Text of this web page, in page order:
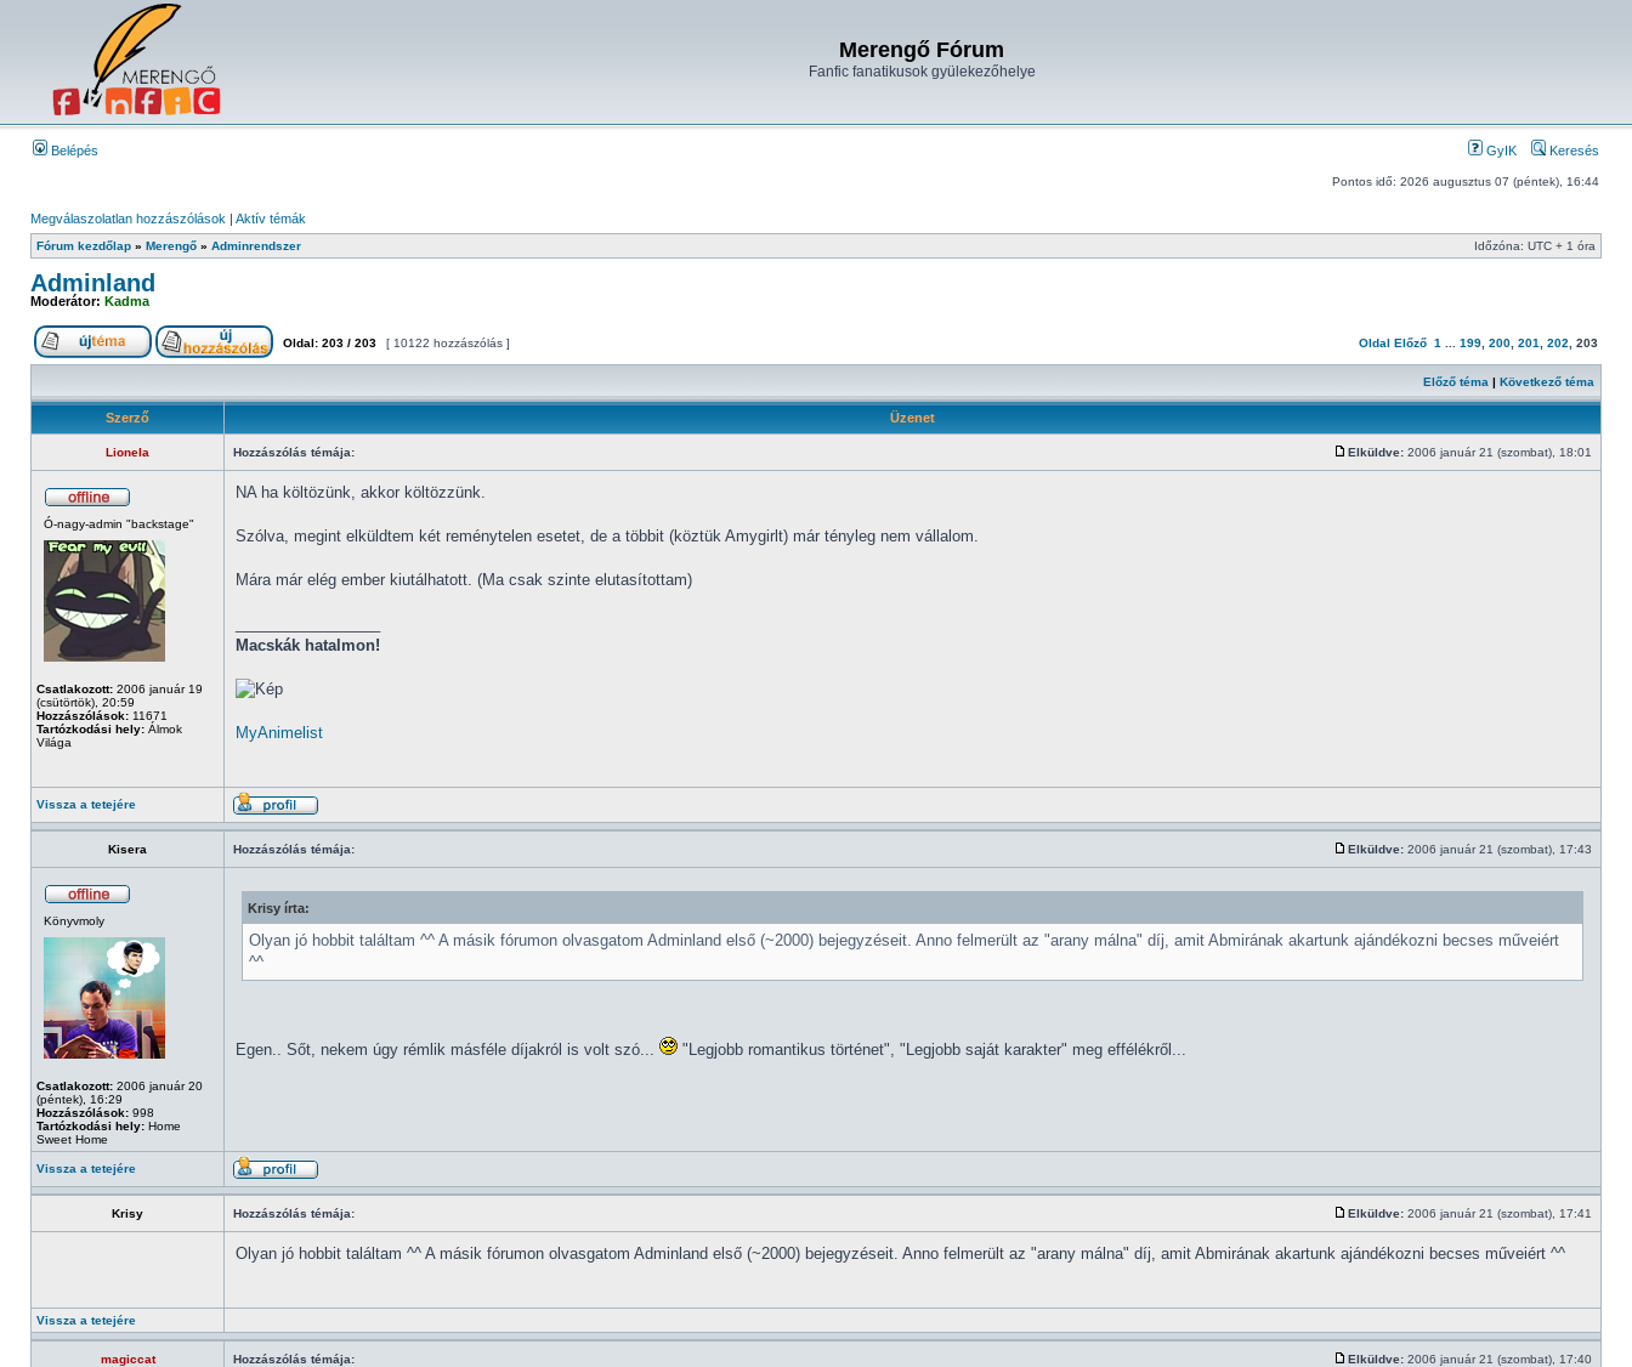
Merengő Fórum
Fanfic fanatikusok gyülekezőhelye
Belépés GyIK Keresés
Pontos idő: 2026 augusztus 07 (péntek), 16:44
Megválaszolatlan hozzászólások | Aktív témák
Fórum kezdőlap » Merengő » Adminrendszer Időzóna: UTC + 1 óra
Adminland
Moderátor: Kadma
Oldal: 203 / 203 [ 10122 hozzászólás ] Oldal Előző 1 199 200 201 202 203
Előző téma | Következő téma
Szerző Üzenet
Lionela Hozzászólás témája: Elküldve: 2006 január 21 (szombat), 18:01
Ó-nagy-admin "backstage"
Csatlakozott: 2006 január 19
(csütörtök), 20:59
Hozzászólások: 11671
Tartózkodási hely: Álmok
Világa
NA ha költözünk, akkor költözzünk.
Szólva, megint elküldtem két reménytelen esetet, de a többit (köztük Amygirlt) már tényleg nem vállalom.
Mára már elég ember kiutálhatott. (Ma csak szinte elutasítottam)
Macskák hatalmon!
MyAnimelist
Vissza a tetejére
Kisera Hozzászólás témája: Elküldve: 2006 január 21 (szombat), 17:43
Könyvmoly
Csatlakozott: 2006 január 20
(péntek), 16:29
Hozzászólások: 998
Tartózkodási hely: Home
Sweet Home
Krisy írta:
Olyan jó hobbit találtam ^^ A másik fórumon olvasgatom Adminland első (~2000) bejegyzéseit. Anno felmerült az "arany málna" díj, amit Abmirának akartunk ajándékozni becses műveiért
^^
Egen.. Sőt, nekem úgy rémlik másféle díjakról is volt szó... "Legjobb romantikus történet", "Legjobb saját karakter" meg effélékről...
Vissza a tetejére
Krisy Hozzászólás témája: Elküldve: 2006 január 21 (szombat), 17:41
Olyan jó hobbit találtam ^^ A másik fórumon olvasgatom Adminland első (~2000) bejegyzéseit. Anno felmerült az "arany málna" díj, amit Abmirának akartunk ajándékozni becses műveiért ^^
Vissza a tetejére
magiccat Hozzászólás témája: Elküldve: 2006 január 21 (szombat), 17:40